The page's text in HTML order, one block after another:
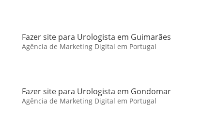
Fazer site para Urologista em Guimarães
Agência de Marketing Digital em Portugal
Fazer site para Urologista em Gondomar
Agência de Marketing Digital em Portugal